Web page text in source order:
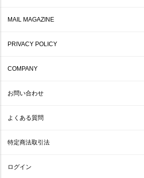
MAIL MAGAZINE
PRIVACY POLICY
COMPANY
お問い合わせ
よくある質問
特定商法取引法
ログイン